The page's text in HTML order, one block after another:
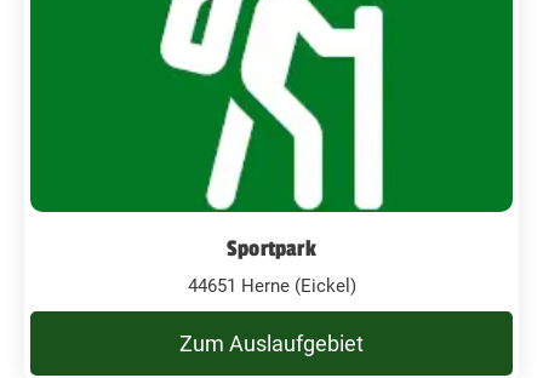
Sportpark
44651 Herne (Eickel)
Zum Auslaufgebiet